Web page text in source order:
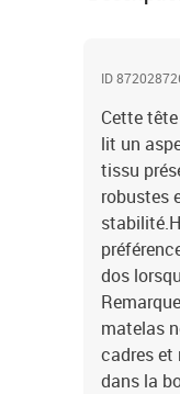
ID
Cette
lit un
tissu
robustes
dos
matelas
cadres et
dans la